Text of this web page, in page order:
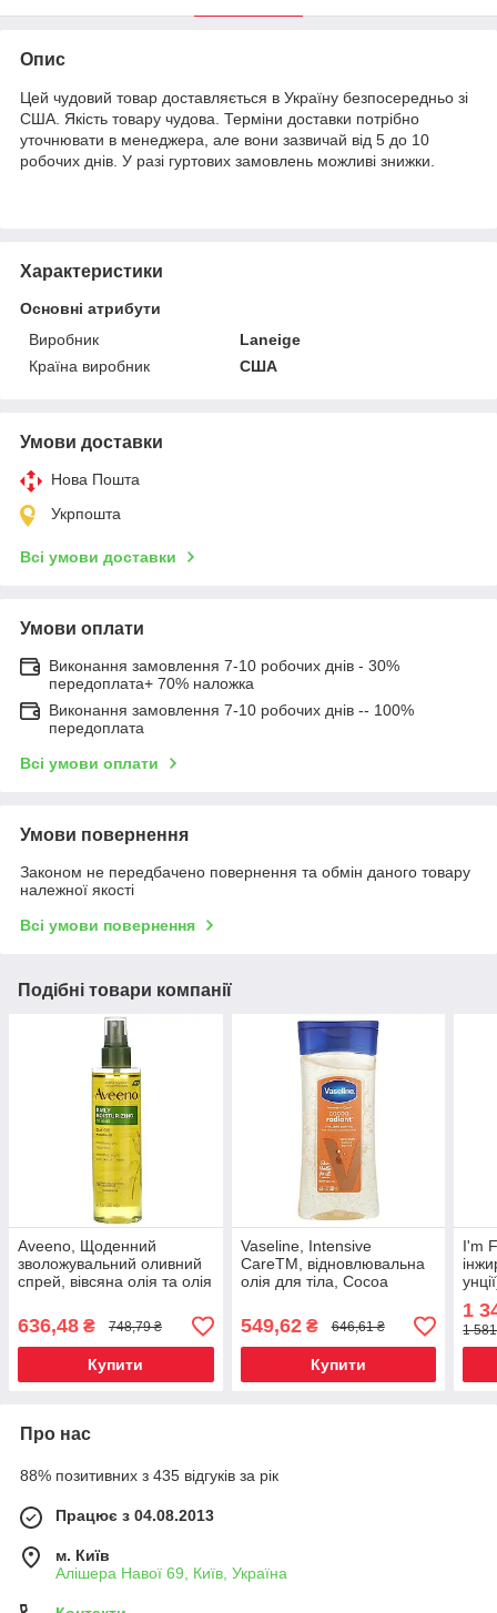
Опис
Цей чудовий товар доставляється в Україну безпосередньо зі
США. Якість товару чудова. Терміни доставки потрібно
уточнювати в менеджера, але вони зазвичай від 5 до 10
робочих днів. У разі гуртових замовлень можливі знижки.
Характеристики
Основні атрибути
Виробник
Laneige
Країна виробник
США
Умови доставки
Нова Пошта
Укрпошта
Всі умови доставки
Умови оплати
Виконання замовлення 7-10 робочих днів - 30%
передоплата+ 70% наложка
Виконання замовлення 7-10 робочих днів -- 100%
передоплата
Всі умови оплати
Умови повернення
Законом не передбачено повернення та обмін даного товару
належної якості
Всі умови повернення
Подібні товари компанії
Aveeno, Щоденний
зволожувальний оливний
спрей, вівсяна олія та олія
Унції), Київ
636,48 ₴ 748,79 ₴
Купити
Vaseline, Intensive
CareTM, відновлювальна
олія для тіла, Cocoa
Унції) Київ, Київ
549,62₴ 646,61 ₴
Купити
I'm
1
1
Про нас
88% позитивних з 435 відгуків за рік
Працює з 04.08.2013
м. Київ
Алішера Навої 69, Київ, Україна